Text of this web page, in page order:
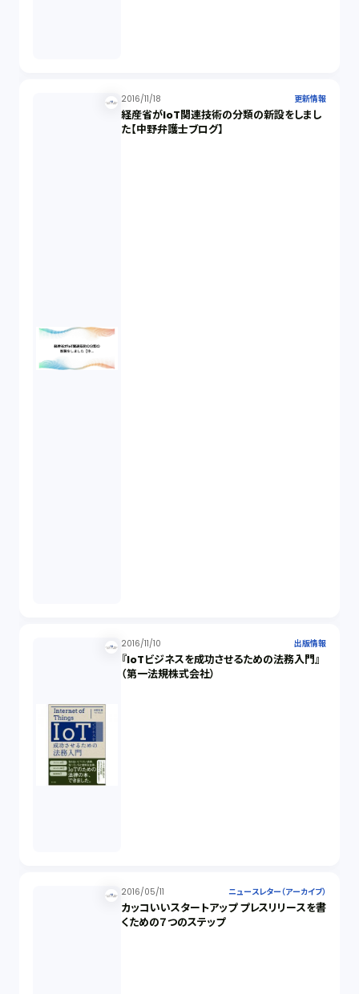
2016/11/18 更新情報
経産省がIoT関連技術の分類の新設をしまし
た【中野弁護士ブログ】
2016/11/10 出版情報
『IoTビジネスを成功させるための法務入門』
（第一法規株式会社）
2016/05/11 ニュースレター（アーカイブ）
カッコいいスタートアップ プレスリリースを書
くための７つのステップ